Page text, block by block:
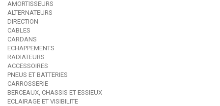
AMORTISSEURS
ALTERNATEURS
DIRECTION
CABLES
CARDANS
ECHAPPEMENTS
RADIATEURS
ACCESSOIRES
PNEUS ET BATTERIES
CARROSSERIE
BERCEAUX, CHASSIS ET ESSIEUX
ECLAIRAGE ET VISIBILITE